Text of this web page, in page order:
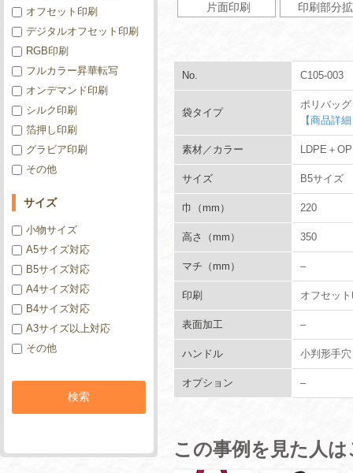
片面印刷 印刷部分
No. C105-003
袋タイプ
ポリバッ
【商品詳
素材／カラー LDPE＋
サイズ B5サイズ
巾（mm） 220
高さ（mm） 350
マチ（mm） –
印刷 オフセッ
表面加工 –
ハンドル 小判形手穴
オプション –
この事例を見た人
オフセット印刷
デジタルオフセット印刷
RGB印刷
フルカラー昇華転写
オンデマンド印刷
シルク印刷
箔押し印刷
グラビア印刷
その他
サイズ
小物サイズ
A5サイズ対応
B5サイズ対応
A4サイズ対応
B4サイズ対応
A3サイズ以上対応
その他